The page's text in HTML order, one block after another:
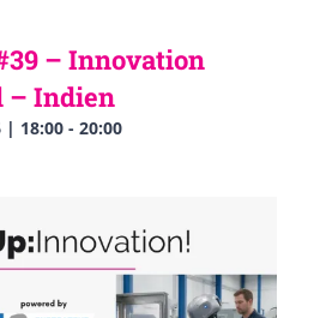
– Innovation
– Indien
| 18:00 - 20:00